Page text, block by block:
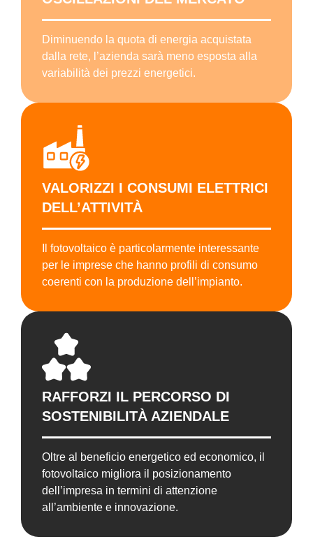
Diminuendo la quota di energia acquistata
dalla rete, l’azienda sarà meno esposta alla
variabilità dei prezzi energetici.
VALORIZZI I CONSUMI ELETTRICI
DELL’ATTIVITÀ
Il fotovoltaico è particolarmente interessante
per le imprese che hanno profili di consumo
coerenti con la produzione dell’impianto.
RAFFORZI IL PERCORSO DI
SOSTENIBILITÀ AZIENDALE
Oltre al beneficio energetico ed economico, il
fotovoltaico migliora il posizionamento
dell’impresa in termini di attenzione
all’ambiente e innovazione.